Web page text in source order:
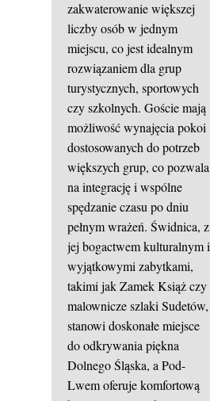
zakwaterowanie większej
liczby osób w jednym
miejscu, co jest idealnym
rozwiązaniem dla grup
turystycznych, sportowych
czy szkolnych. Goście mają
możliwość wynajęcia pokoi
dostosowanych do potrzeb
większych grup, co pozwala
na integrację i wspólne
spędzanie czasu po dniu
pełnym wrażeń. Świdnica, z
jej bogactwem kulturalnym i
wyjątkowymi zabytkami,
takimi jak Zamek Książ czy
malownicze szlaki Sudetów,
stanowi doskonałe miejsce
do odkrywania piękna
Dolnego Śląska, a Pod-
Lwem oferuje komfortową